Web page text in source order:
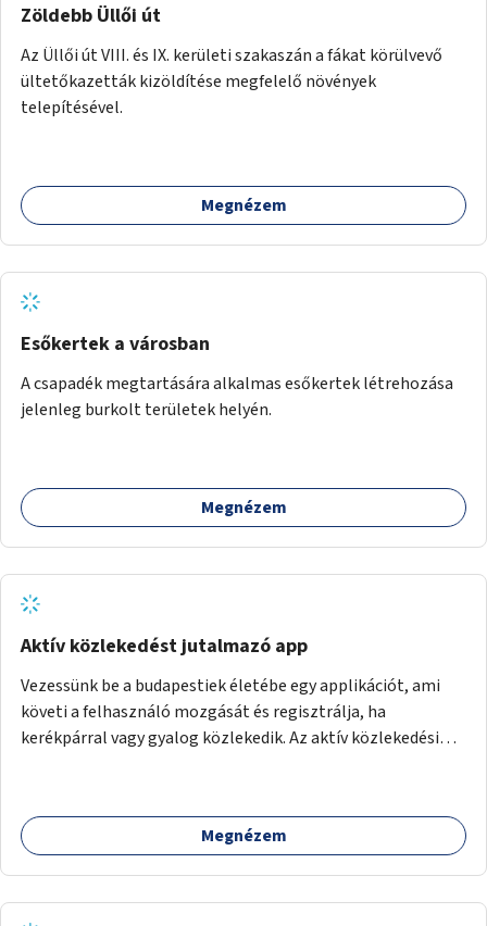
Zöldebb Üllői út
Az Üllői út VIII. és IX. kerületi szakaszán a fákat körülvevő
ültetőkazetták kizöldítése megfelelő növények
telepítésével.
Megnézem
Esőkertek a városban
A csapadék megtartására alkalmas esőkertek létrehozása
jelenleg burkolt területek helyén.
Megnézem
Aktív közlekedést jutalmazó app
Vezessünk be a budapestiek életébe egy applikációt, ami
követi a felhasználó mozgását és regisztrálja, ha
kerékpárral vagy gyalog közlekedik. Az aktív közlekedési
felhasználó.
Megnézem